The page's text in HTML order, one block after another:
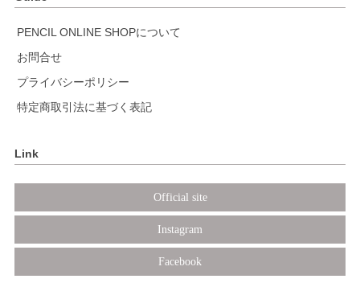
PENCIL ONLINE SHOPについて
お問合せ
プライバシーポリシー
特定商取引法に基づく表記
Link
Official site
Instagram
Facebook